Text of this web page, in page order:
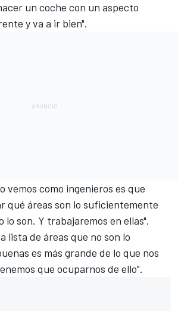
un coche con un aspecto
y va a ir bien".
vemos como ingenieros es que
qué áreas son lo suficientemente
lo son. Y trabajaremos en ellas".
lista de áreas que no son lo
es más grande de lo que nos
que ocuparnos de ello".